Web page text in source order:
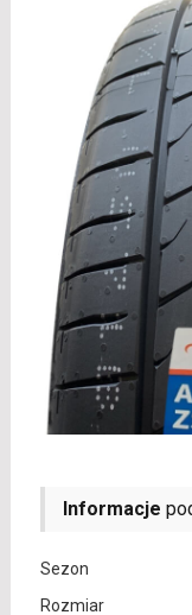
Informacje
Sezon
Rozmiar